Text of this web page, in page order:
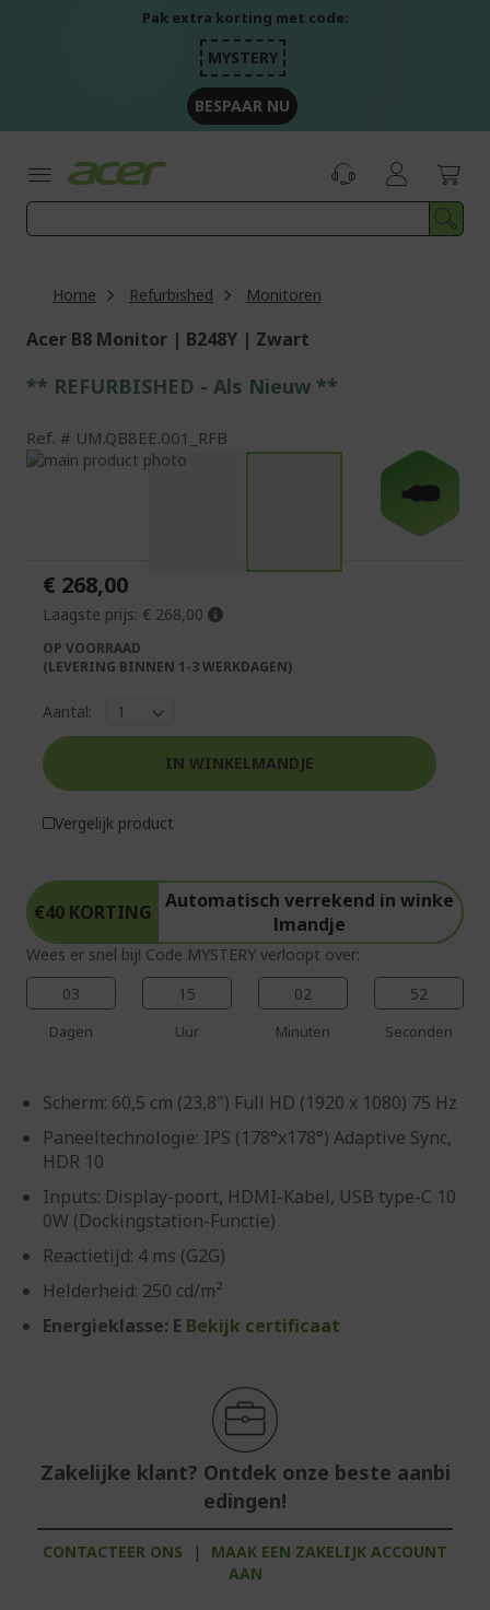
Pak extra korting met code:
MYSTERY
BESPAAR NU
Home Refurbished Monitoren
Acer B8 Monitor | B248Y | Zwart
** REFURBISHED - Als Nieuw **
Ref. UM.QB8EE.001_RFB
Ga
afbeeldingen-
gallerij
-€40
afbeeldingen-
€40 KORTING
Automatisch verrekend in winke
lmandje
Wees er snel bij! Code MYSTERY verloopt over:
03
Dagen
15
Uur
02
Minuten
52
Seconden
Scherm: 60,5 cm (23,8") Full HD (1920 x 1080) 75 Hz
Paneeltechnologie: IPS (178°x178°) Adaptive Sync,
HDR 10
Inputs: Display-poort, HDMI-Kabel, USB type-C 10
0W (Dockingstation-Functie)
Reactietijd: 4 ms (G2G)
Helderheid: 250 cd/m²
Energieklasse: E Bekijk certificaat
Zakelijke klant? Ontdek onze beste aanbi
edingen!
CONTACTEER ONS |
MAAK EEN ZAKELIJK ACCOUNT
AAN
€ 268,00
Laagste prijs: € 268,00
OP VOORRAAD
(LEVERING BINNEN 1-3 WERKDAGEN)
Aantal:
IN WINKELMANDJE
Vergelijk product